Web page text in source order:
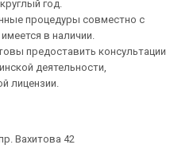
год.
процедуры совместно с
в наличии.
предоставить консультации
деятельности,
лицензии.
Вахитова 42